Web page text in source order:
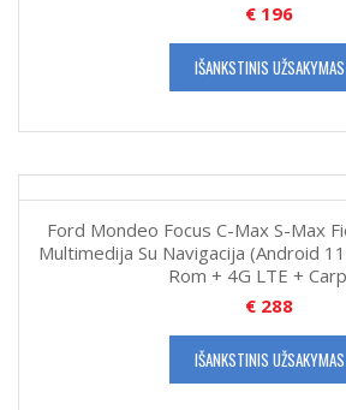
€ 196
IŠANKSTINIS UŽSAKYMAS
Ford Mondeo Focus C-Max S-Max
Multimedija Su Navigacija (Android
Rom + 4G LTE +
€ 288
IŠANKSTINIS UŽSAKYMAS